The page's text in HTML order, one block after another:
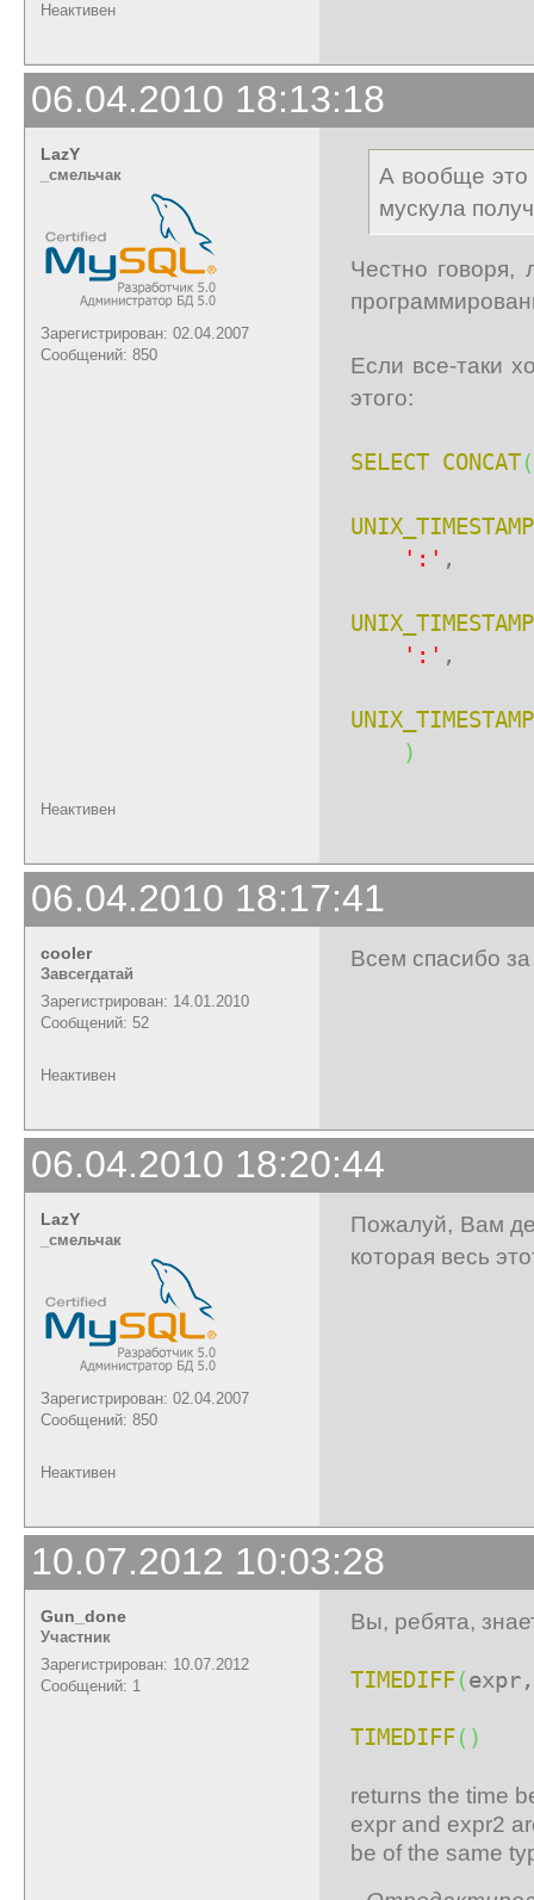
Неактивен
06.04.2010 18:13:18
LazY
_cмельчак
Зарегистрирован: 02.04.2007
Сообщений: 850
А вообще это
мускула
Честно говоря,
Если все-таки
этого:
SELECT CONCAT(
UNIX_TIMESTAMP
':' ,
UNIX_TIMESTAMP
':' ,
UNIX_TIMESTAMP
)
Неактивен
06.04.2010 18:17:41
cooler
Завсегдатай
Зарегистрирован: 14.01.2010
Сообщений: 52
Всем спасибо
Неактивен
06.04.2010 18:20:44
LazY
_cмельчак
Зарегистрирован: 02.04.2007
Сообщений: 850
Пожалуй, Вам
которая весь
Неактивен
10.07.2012 10:03:28
Gun_done
Участник
Зарегистрирован: 10.07.2012
Сообщений: 1
Вы, ребята,
TIMEDIFF(
TIMEDIFF( )
returns the time
expr and expr2
be of the same